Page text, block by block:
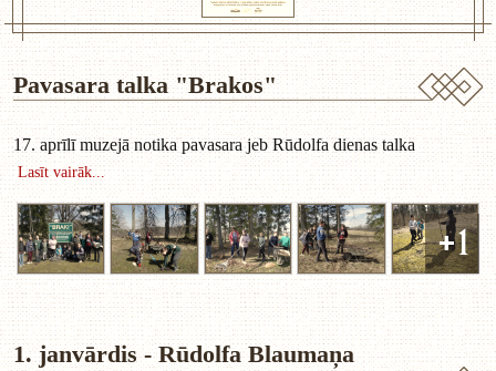
Pavasara talka "Brakos"
17. aprīlī muzejā notika pavasara jeb Rūdolfa dienas talka
Lasīt vairāk...
+1
1. janvārdis - Rūdolfa Blaumaņa